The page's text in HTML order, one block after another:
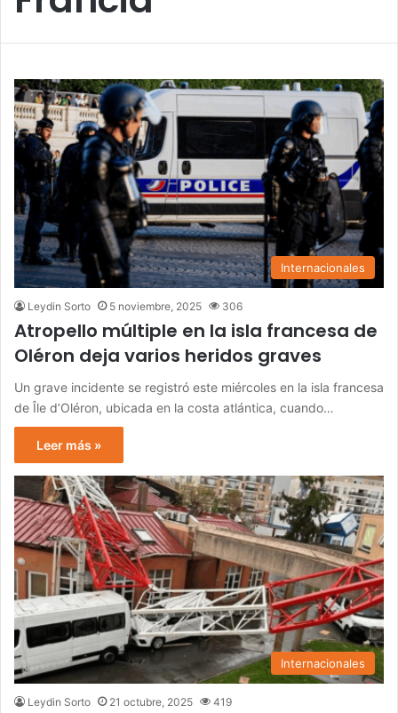
Internacionales
Leydin Sorto 5 noviembre, 2025 306
Atropello múltiple en la isla francesa de
Oléron deja varios heridos graves
Un grave incidente se registró este miércoles en la isla francesa
de Île d’Oléron, ubicada en la costa atlántica, cuando…
Leer más »
Internacionales
Leydin Sorto 21 octubre, 2025 419